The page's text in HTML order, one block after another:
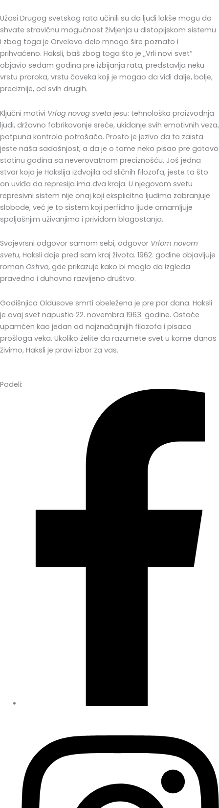
Užasi Drugog svetskog rata učinili su da ljudi lakše mogu da
shvate stravičnu mogućnost življenja u distopijskom sistemu
i zbog toga je Orvelovo delo mnogo šire poznato i
prihvaćeno. Haksli, baš zbog toga što je „Vrli novi svet“
objavio sedam godina pre izbijanja rata, predstavlja neku
vrstu proroka, vrstu čoveka koji je mogao da vidi dalje, bolje,
preciznije, od svih drugih.
Ključni motivi Vrlog novog sveta jesu: tehnološka proizvodnja
ljudi, državno fabrikovanje sreće, ukidanje svih emotivnih veza,
potpuna kontrola potrošača. Prosto je jezivo da to zaista
jeste naša sadašnjost, a da je o tome neko pisao pre gotovo
stotinu godina sa neverovatnom preciznošću. Još jedna
stvar koja je Hakslija izdvojila od sličnih filozofa, jeste ta što
on uviđa da represija ima dva kraja. U njegovom svetu
represivni sistem nije onaj koji eksplicitno ljudima zabranjuje
slobode, već je to sistem koji perfidno ljude omamljuje
spoljašnjim uživanjima i prividom blagostanja.
Svojevrsni odgovor samom sebi, odgovor Vrlom novom
svetu, Haksli daje pred sam kraj života. 1962. godine objavljuje
roman Ostrvo, gde prikazuje kako bi moglo da izgleda
pravedno i duhovno razvijeno društvo.
Godišnjica Oldusove smrti obeležena je pre par dana. Haksli
je ovaj svet napustio 22. novembra 1963. godine. Ostaće
upamćen kao jedan od najznačajnijih filozofa i pisaca
prošloga veka. Ukoliko želite da razumete svet u kome danas
živimo, Haksli je pravi izbor za vas.
Podeli: